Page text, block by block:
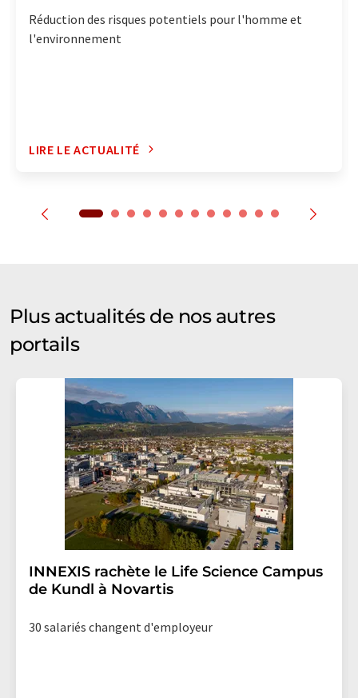
Réduction des risques potentiels pour l'homme et
l'environnement
LIRE LE ACTUALITÉ
Plus actualités de nos autres
portails
INNEXIS rachète le Life Science Campus
de Kundl à Novartis
30 salariés changent d'employeur